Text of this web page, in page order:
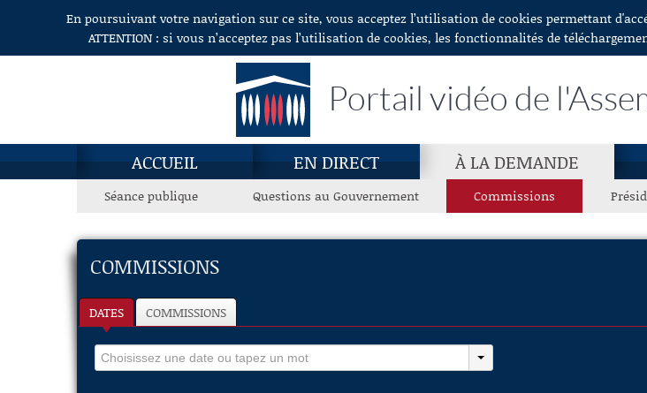
Aller au contenuEn poursuivant votre navigation sur ce site, vous acceptez l’utilisation de cookies permettant
ATTENTION : si vous n’acceptez pas l’utilisation de cookies, les fonctionnalités de
Portail vidéo de
ACCUEIL EN DIRECT À LA DEMANDE
Séance publique Questions au Gouvernement Commissions
COMMISSIONS
DATES COMMISSIONS